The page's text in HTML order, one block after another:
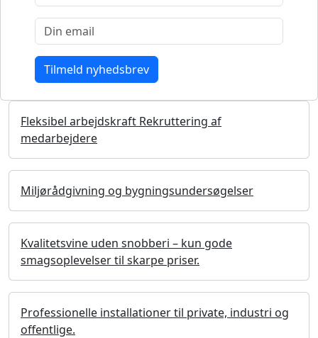
Fleksibel arbejdskraft Rekruttering af
medarbejdere
Miljørådgivning og bygningsundersøgelser
Kvalitetsvine uden snobberi – kun gode
smagsoplevelser til skarpe priser.
Professionelle installationer til private, industri og
offentlige.